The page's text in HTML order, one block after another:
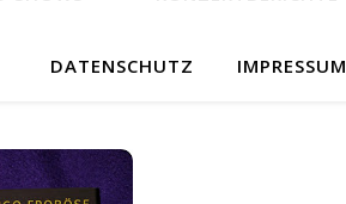
DATENSCHUTZ IMPRESSUM